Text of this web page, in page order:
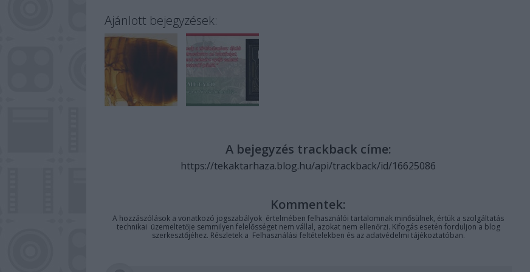
Ajánlott bejegyzések:
A bejegyzés trackback címe:
https://tekaktarhaza.blog.hu/api/trackback/id/16625086
Kommentek:
A hozzászólások a vonatkozó jogszabályok értelmében felhasználói tartalomnak minősülnek, értük a szolgáltatás
technikai üzemeltetője semmilyen felelősséget nem vállal, azokat nem ellenőrzi. Kifogás esetén forduljon a blog
szerkesztőjéhez. Részletek a Felhasználási feltételekben és az adatvédelmi tájékoztatóban.